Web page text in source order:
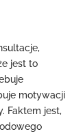
jest to
motywacji
Faktem jest,